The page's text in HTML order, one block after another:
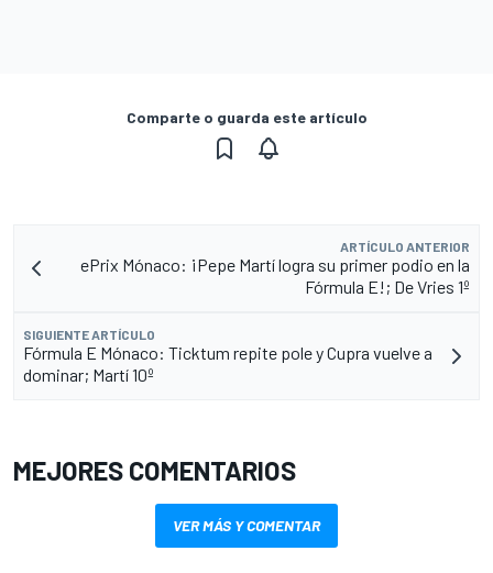
Comparte o guarda este artículo
ARTÍCULO ANTERIOR
ePrix Mónaco: ¡Pepe Martí logra su primer podio en la
Fórmula E!; De Vries 1º
SIGUIENTE ARTÍCULO
Fórmula E Mónaco: Ticktum repite pole y Cupra vuelve a
dominar; Martí 10º
MEJORES COMENTARIOS
VER MÁS Y COMENTAR